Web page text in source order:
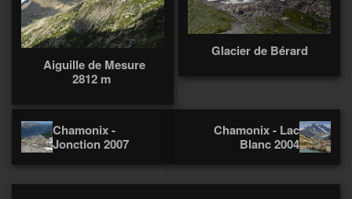
Glacier de Bérard
Aiguille de Mesure
2812 m
Chamonix -
Jonction 2007
Chamonix - Lac
Blanc 2004